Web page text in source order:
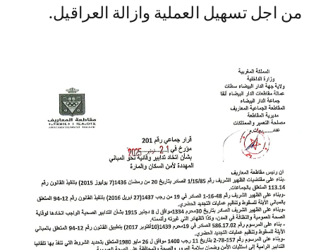
من اجل تسهيل العملية وازالة العراقيل.